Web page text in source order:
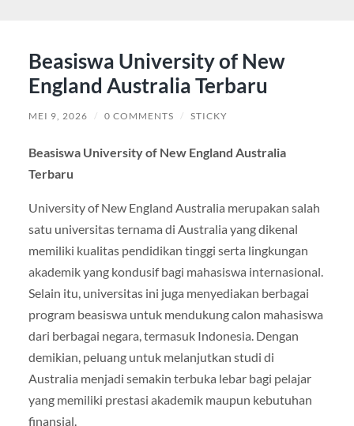
Beasiswa University of New
England Australia Terbaru
MEI 9, 2026 / 0 COMMENTS / STICKY
Beasiswa University of New England Australia
Terbaru
University of New England Australia merupakan salah
satu universitas ternama di Australia yang dikenal
memiliki kualitas pendidikan tinggi serta lingkungan
akademik yang kondusif bagi mahasiswa internasional.
Selain itu, universitas ini juga menyediakan berbagai
program beasiswa untuk mendukung calon mahasiswa
dari berbagai negara, termasuk Indonesia. Dengan
demikian, peluang untuk melanjutkan studi di
Australia menjadi semakin terbuka lebar bagi pelajar
yang memiliki prestasi akademik maupun kebutuhan
finansial.